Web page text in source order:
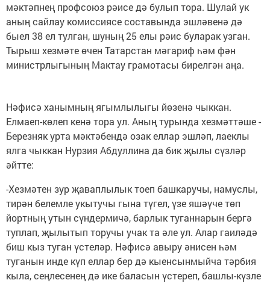
мәктәпнең профсоюз рәисе дә булып тора. Шулай ук
аның сайлау комиссиясе составында эшләвенә дә
быел 38 ел тулган, шуның 25 елы рәис буларак узган.
Тырыш хезмәте өчен Татарстан мәгариф һәм фән
министрлыгының Мактау грамотасы бирелгән аңа.
Нәфисә ханымның ягымлылыгы йөзенә чыккан.
Елмаеп-көлеп кенә тора ул. Аның турында хезмәттәше -
Березняк урта мәктәбендә озак еллар эшләп, лаеклы
ялга чыккан Нурзия Абдуллина да бик җылы сүзләр
әйтте:
-Хезмәтен зур җаваплылык тоеп башкаручы, намуслы,
тирән белемле укытучы гына түгел, үзе яшәүче төп
йортның утын сүндермичә, барлык туганнарын бергә
туплап, җылытып торучы учак та әле ул. Алар гаиләдә
биш кыз туган үстеләр. Нәфисә авыру әнисен һәм
туганын инде күп еллар бер дә кыенсынмыйча тәрбия
кыла, сеңлесенең дә ике баласын үстереп, башлы-күзле